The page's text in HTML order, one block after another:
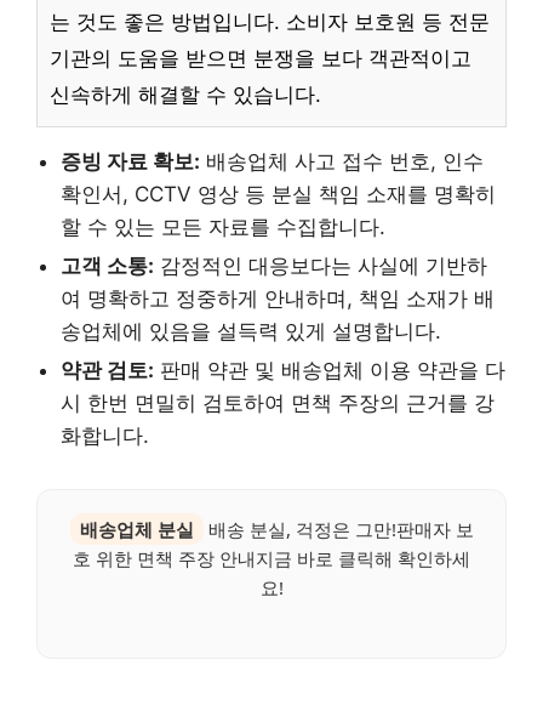
는 것도 좋은 방법입니다. 소비자 보호원 등 전문
기관의 도움을 받으면 분쟁을 보다 객관적이고
신속하게 해결할 수 있습니다.
증빙 자료 확보: 배송업체 사고 접수 번호, 인수
확인서, CCTV 영상 등 분실 책임 소재를 명확히
할 수 있는 모든 자료를 수집합니다.
고객 소통: 감정적인 대응보다는 사실에 기반하
여 명확하고 정중하게 안내하며, 책임 소재가 배
송업체에 있음을 설득력 있게 설명합니다.
약관 검토: 판매 약관 및 배송업체 이용 약관을 다
시 한번 면밀히 검토하여 면책 주장의 근거를 강
화합니다.
배송업체 분실
배송 분실, 걱정은 그만!판매자 보
호 위한 면책 주장 안내지금 바로 클릭해 확인하세
요!